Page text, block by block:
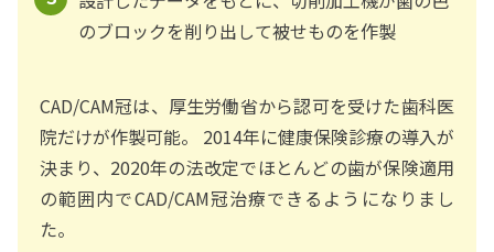
のブロックを削り出して被せものを作製
CAD/CAM冠は、厚生労働省から認可を受けた歯科医
院だけが作製可能。 2014年に健康保険診療の導入が
決まり、2020年の法改定でほとんどの歯が保険適用
の範囲内でCAD/CAM冠治療できるようになりまし
た。